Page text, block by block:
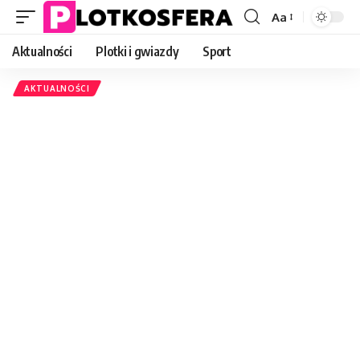
Font
Aa
Aktualności Plotki i gwiazdy Sport
AKTUALNOŚCI